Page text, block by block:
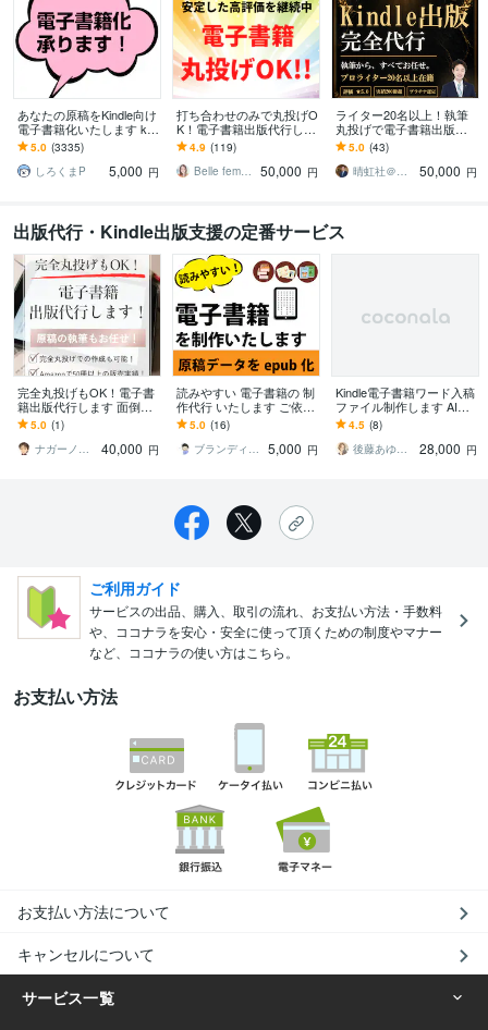
あなたの原稿をKindle向け
電子書籍化いたします kin
dle出版用EPUB・KPF電子
書籍化代行
5.0 (3335)
しろくまP
5,000 円
打ち合わせのみで丸投げO
K！電子書籍出版代行しま
す あなただけのオリジナ
ル電子書籍制作します
4.9 (119)
Belle femme出版 平野
50,000 円
ライター20名以上！執筆
丸投げで電子書籍出版し
ます 実績200冊超！丸投
げでKindle出版、表紙もプ
ロが制作！
5.0 (43)
晴虹社＠＂丸投げ＂書籍を執筆から制作代行
50,000 円
出版代行・Kindle出版支援の定番サービス
完全丸投げもOK！電子書
籍出版代行します 面倒な
作業を丸投げ！らくらくKi
ndle出版代行サービス
5.0 (1)
ナガーノ＠アフィリエイト歴19年目
40,000 円
読みやすい 電子書籍の 制
作代行 いたします ご依頼
者様の原稿データをepub
電子書籍化いたします
5.0 (16)
ブランディング 出版専門家 街のウェブ屋
5,000 円
Kindle電子書籍ワード入稿
ファイル制作します AI独
特の表現を校正チェック
付。アップロードできる
状態で納品
4.5 (8)
後藤あゆみKindleコンサル＆デザイン
28,000 円
ご利用ガイド
サービスの出品、購入、取引の流れ、お支払い方法・手数料
や、ココナラを安心・安全に使って頂くための制度やマナー
など、ココナラの使い方はこちら。
お支払い方法
お支払い方法について
キャンセルについて